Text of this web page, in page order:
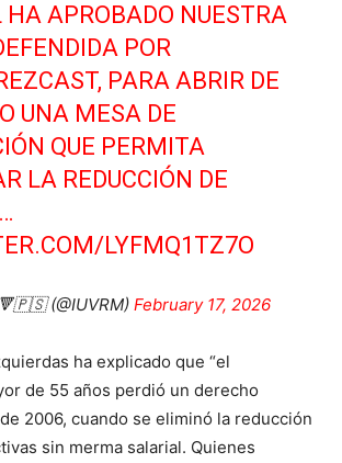
HA APROBADO NUESTRA
POR
, PARA ABRIR DE
UNA MESA DE
QUE PERMITA
LA REDUCCIÓN DE
LYFMQ1TZ7O
(@IUVRM) February 17, 2026
ha explicado que “el
de 55 años perdió un derecho
2006, cuando se eliminó la reducción
sin merma salarial. Quienes